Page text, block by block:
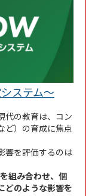
ステム～
代の教育は、コン
ど）の育成に焦点
響を評価するのは
組み合わせ、個
どのような影響を